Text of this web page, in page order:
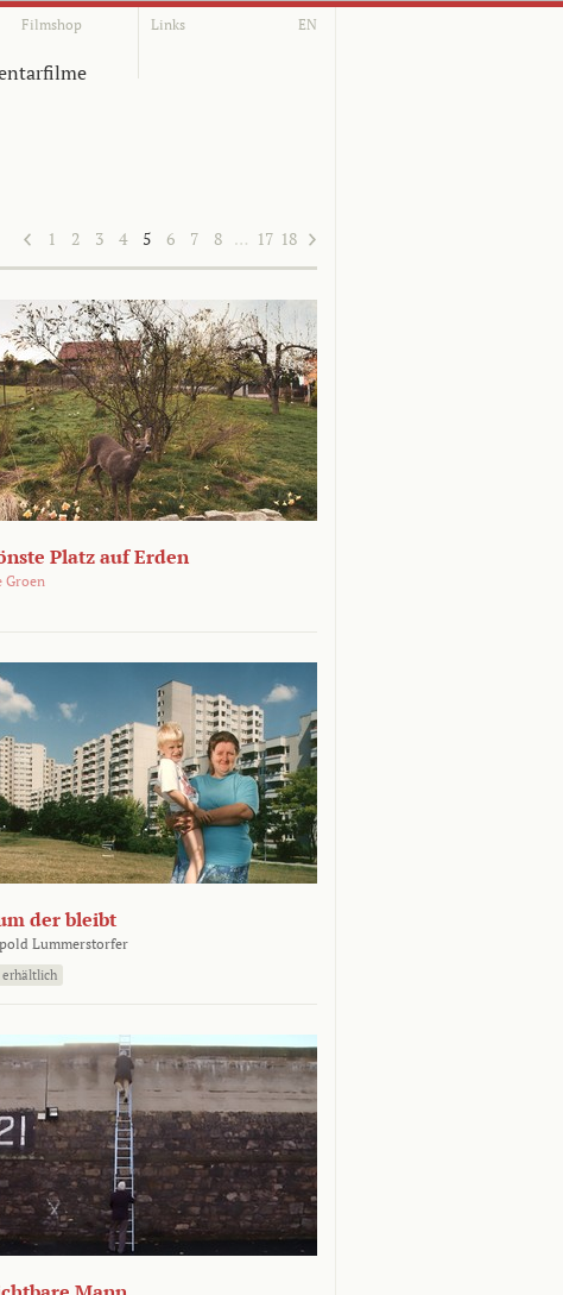
Filmshop Links EN
1 2 3 4 5 6 7 8 … 17 18
Platz auf Erden
Groen
der bleibt
Lummerstorfer